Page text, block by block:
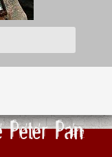
Pan